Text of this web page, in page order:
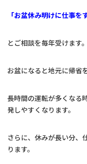
お問い合わせ
tel.
（受
「お盆休み明けに仕事を
とご相談を毎年受けます。
お盆になると地元に帰省
長時間の運転が多くなる
発しやすくなります。
さらに、休みが長い分、
ります。